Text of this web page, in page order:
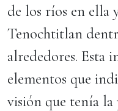
de los ríos en ella
Tenochtitlan
alrededores. Esta
elementos que
visión que tenía